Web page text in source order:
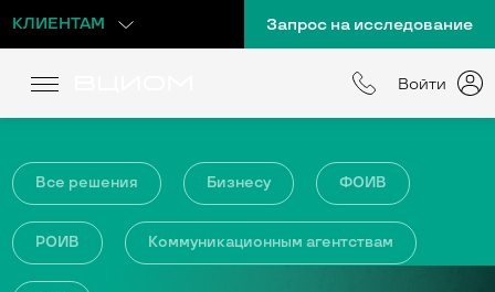
КЛИЕНТАМ Запрос на исследование
Войти
Все решения Бизнесу ФОИВ
РОИВ Коммуникационным агентствам